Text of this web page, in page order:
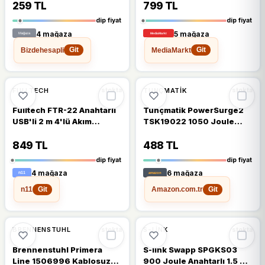
259 TL
dip fiyat
4 mağaza
Bizdehesapli
Git
799 TL
dip fiyat
5 mağaza
MediaMarkt
Git
%29 %29 DÜŞTÜ
FULLTECH stokta
Fulltech FTR-22 Anahtarlı
USB'li 2 m 4'lü Akım
849 TL
dip fiyat
4 mağaza
n11
Git
%28 %28 DÜŞTÜ
TUNÇMATIK stokta
Tunçmatik PowerSurge2
TSK19022 1050 Joule
2'li Akım Korumalı Priz
488 TL
dip fiyat
6 mağaza
Amazon.com.tr
Git
%18
BRENNENSTUHL stokta
Brennenstuhl Primera
Line 1506996 Kablosuz
%23 %23 DÜŞTÜ
S-LINK stokta
S-link Swapp SPGKS03
900 Joule Anahtarlı 1.5 m